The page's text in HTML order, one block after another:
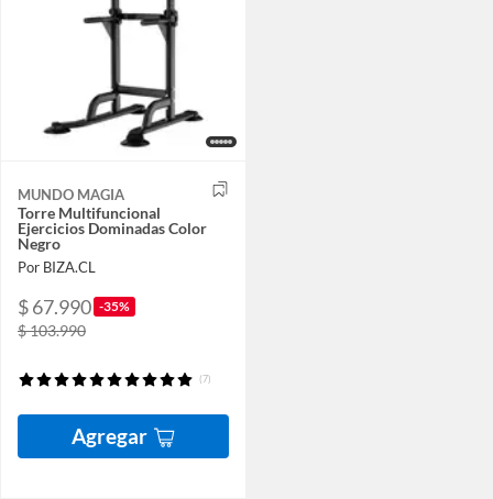
MUNDO MAGIA
Torre Multifuncional
Ejercicios Dominadas Color
Negro
Por BIZA.CL
$ 67.990 -35%
$ 103.990
(7)
Agregar